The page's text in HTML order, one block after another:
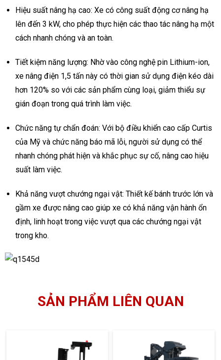
Hiệu suất nâng hạ cao: Xe có công suất động cơ nâng hạ
lên đến 3 kW, cho phép thực hiện các thao tác nâng hạ một
cách nhanh chóng và an toàn.
Tiết kiệm năng lượng: Nhờ vào công nghệ pin Lithium-ion,
xe nâng điện 1,5 tấn này có thời gian sử dụng điện kéo dài
hơn 120% so với các sản phẩm cùng loại, giảm thiểu sự
gián đoạn trong quá trình làm việc.
Chức năng tự chẩn đoán: Với bộ điều khiển cao cấp Curtis
của Mỹ và chức năng báo mã lỗi, người sử dụng có thể
nhanh chóng phát hiện và khắc phục sự cố, nâng cao hiệu
suất làm việc.
Khả năng vượt chướng ngại vật: Thiết kế bánh trước lớn và
gầm xe được nâng cao giúp xe có khả năng vận hành ổn
định, linh hoạt trong việc vượt qua các chướng ngại vật
trong kho.
SẢN PHẨM LIÊN QUAN